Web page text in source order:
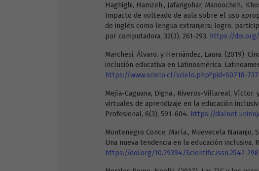
Haghighi, Hamzeh., Jafarigohar, Manoocheh.,
Impacto de volteado de aula sobre el uso
de inglés como lengua extranjera: logro,
por computadora, 32(3), 261-293. https://doi.org/
Marchesi, Álvaro. y Hernández, Laura. (2019).
inclusión educativa en Latinoamérica.
https://www.scielo.cl/scielo.php?pid=S0718-
Mejía-Caguana, Digna., Riveros-Villareal, Víctor.
virtuales de aprendizaje en la educación
Profesional, 6(3), 591-604. https://
Montenegro Conce, María., Muevecela Naranjo,
Una nueva tendencia en la educación inclusiva.
https://doi.org/10.29394/Scientific.issn.2542-